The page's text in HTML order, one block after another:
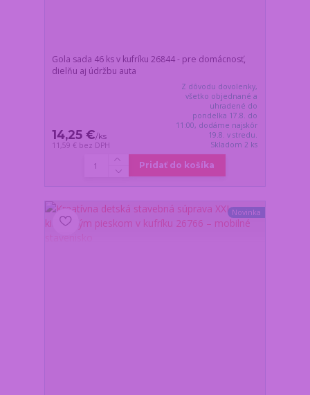
Gola sada 46 ks v kufríku 26844 - pre domácnosť,
dielňu aj údržbu auta
14,25 €/ks
11,59 € bez DPH
Z dôvodu dovolenky,
všetko objednané a
uhradené do
pondelka 17.8. do
11:00, dodáme najskôr
19.8. v stredu.
Skladom 2 ks
Pridať do košíka
Novinka